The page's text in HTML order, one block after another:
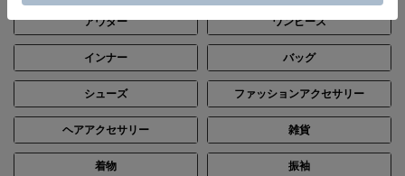
アウター ワンピース
インナー バッグ
シューズ ファッションアクセサリー
ヘアアクセサリー 雑貨
着物 振袖